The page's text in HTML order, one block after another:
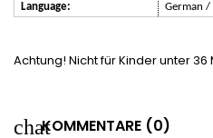
Language:
German /
Achtung! Nicht für Kinder unter
KOMMENTARE (0)